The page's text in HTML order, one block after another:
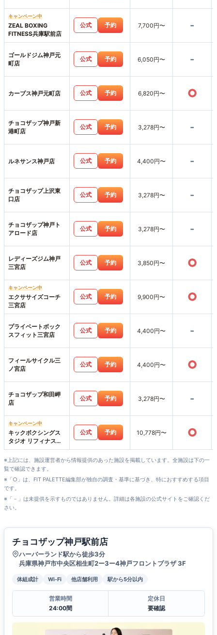
キャンペーン中
ZEAL BOXING
FITNESS兵庫駅前店
公式 予約 7,700円〜 -
ゴールドジム神戸元
町店
公式 予約 6,050円〜 -
カーブス神戸元町店 公式 予約 6,820円〜 ○
チョコザップ神戸新
港町店
公式 予約 3,278円〜 -
ルネサンス神戸店 公式 予約 4,400円〜 -
チョコザップ上沢東
口店
公式 予約 3,278円〜 -
チョコザップ神戸ト
アロード店
公式 予約 3,278円〜 -
レディーズジム神戸
三宮店
公式 予約 3,850円〜 ○
キャンペーン中
エクササイズコーチ
三宮店
公式 予約 9,900円〜 ○
プライベートボック
スフィット三宮店
公式 予約 4,400円〜 -
フィールサイクル三
ノ宮店
公式 予約 4,400円〜 ○
チョコザップ和田岬
店
公式 予約 3,278円〜 -
キャンペーン中
キックボクシングス
タジオ リフィナス神
戸三宮店
公式 予約 10,778円〜 ○
※上記には、施設運営者から情報提供のあった施設を掲載しています。全施設は下の一
覧で確認できます。
※「○」は、FIT PALETTE編集部が独自の調査・基準に基づき、特におすすめする項目
です。
※「－」は未提供を示すものではありません。詳細は各施設の公式サイトをご確認くだ
さい。
チョコザップ神戸駅前店
ハーバーランド駅から徒歩3分
兵庫県神戸市中央区相生町2ー3ー4神戸フロントプラザ 3F
体組成計 Wi-Fi 他店舗利用 駅から5分以内
営業時間
24:00間
定休日
要確認